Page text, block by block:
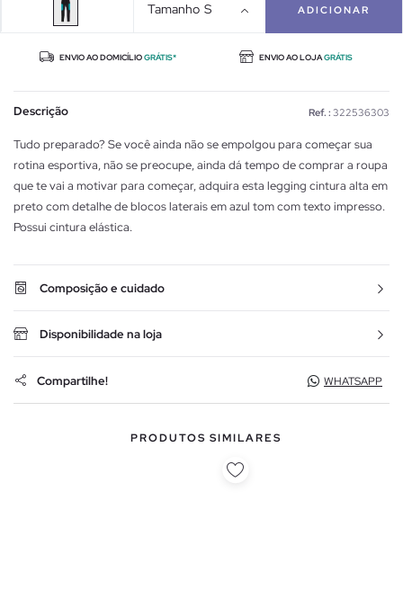
Tamanho S ADICIONAR
ENVIO AO DOMICÍLIOGRÁTIS* ENVIO AO LOJAGRÁTIS
Descrição Ref. : 322536303
Tudo preparado? Se você ainda não se empolgou para começar sua
rotina esportiva, não se preocupe, ainda dá tempo de comprar a roupa
que te vai a motivar para começar, adquira esta legging cintura alta em
preto com detalhe de blocos laterais em azul tom com texto impresso.
Possui cintura elástica.
Composição e cuidado
Disponibilidade na loja
Compartilhe! WHATSAPP
PRODUTOS SIMILARES